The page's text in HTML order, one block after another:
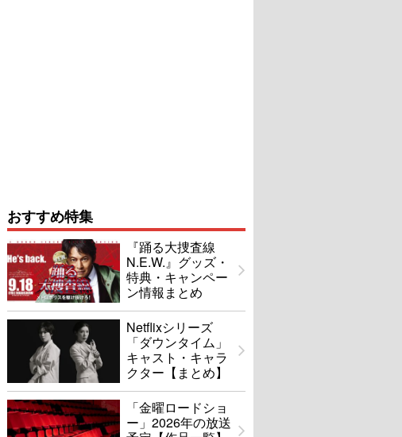
おすすめ特集
『踊る大捜査線
N.E.W.』グッズ・
特典・キャンペー
ン情報まとめ
Netflixシリーズ
「ダウンタイム」
キャスト・キャラ
クター【まとめ】
「金曜ロードショ
ー」2026年の放送